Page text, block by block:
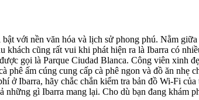
với nền văn hóa và lịch sử phong phú. Nằm
cũng rất vui khi phát hiện ra là Ibarra có
gọi là Parque Ciudad Blanca. Công viên xinh
phê ấm cúng cung cấp cà phê ngon và đồ ăn
ở Ibarra, hãy chắc chắn kiểm tra bản đồ Wi-Fi
gì Ibarra mang lại. Cho dù bạn đang khám